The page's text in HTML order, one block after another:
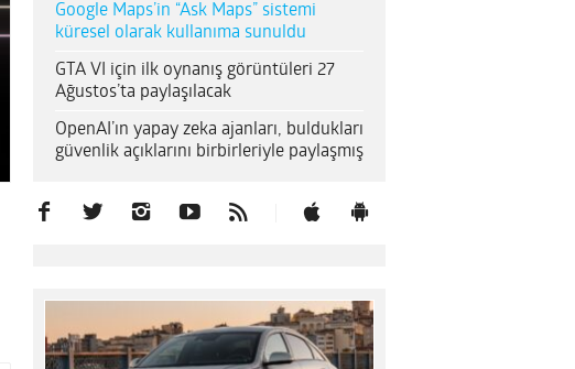
Google Maps’in “Ask Maps” sistemi
küresel olarak kullanıma sunuldu
GTA VI için ilk oynanış görüntüleri 27
Ağustos’ta paylaşılacak
OpenAI’ın yapay zeka ajanları, buldukları
güvenlik açıklarını birbirleriyle paylaşmış